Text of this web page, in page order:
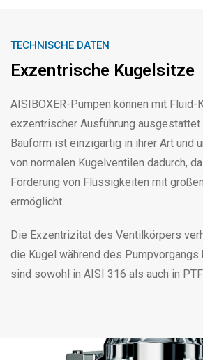
TECHNISCHE DATEN
Exzentrische Kugelsitze
AISIBOXER-Pumpen können mit Fluid-
exzentrischer Ausführung ausgestattet
Bauform ist einzigartig in ihrer Art und
von normalen Kugelventilen dadurch,
Förderung von Flüssigkeiten mit
ermöglicht.
Die Exzentrizität des Ventilkörpers
die Kugel während des Pumpvorgangs
sind sowohl in AISI 316 als auch in